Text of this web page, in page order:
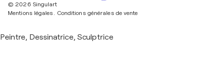
© 2026 Singulart
Mentions légales.
Conditions générales de vente
Peintre, Dessinatrice, Sculptrice